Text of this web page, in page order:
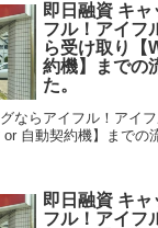
即日融資 キャ
フル！アイフ
ら受け取り【
約機】までの
た。
ならアイフル！アイ
自動契約機】までの
即日融資 キ
フル！アイフ